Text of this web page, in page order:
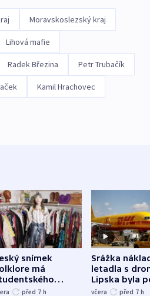
Moravskoslezský kraj
Lihová mafie
Radek Březina Petr Trubačík
Kamil Hrachovec
snímek
má
zabojuje o
před 7 h
Srážka
letadla s
Lipska byla
německého
včera před 7 h